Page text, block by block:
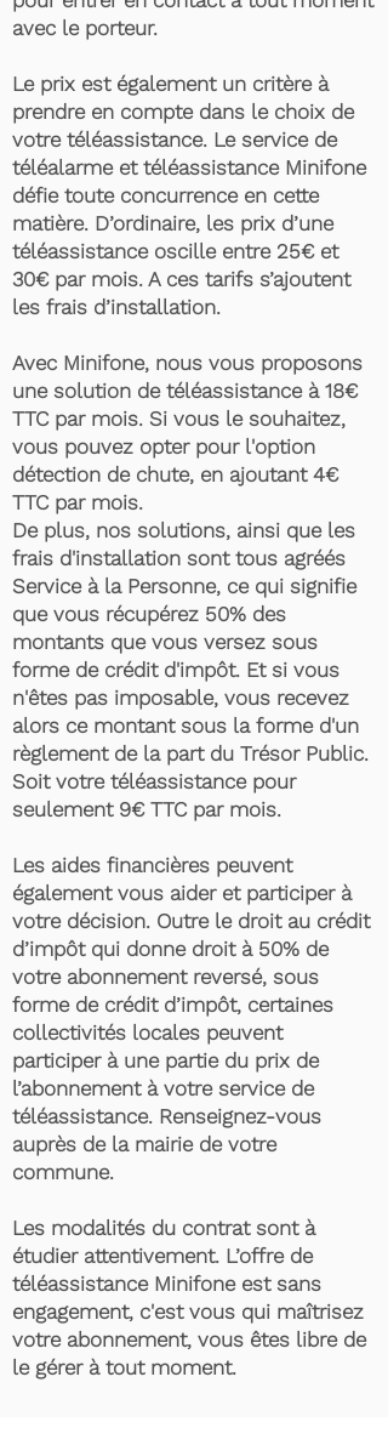
avec le porteur.
Le prix est également un critère à
prendre en compte dans le choix de
votre téléassistance. Le service de
téléalarme et téléassistance Minifone
défie toute concurrence en cette
matière. D’ordinaire, les prix d’une
téléassistance oscille entre 25€ et
30€ par mois. A ces tarifs s’ajoutent
les frais d’installation.
Avec Minifone, nous vous proposons
une solution de téléassistance à 18€
TTC par mois. Si vous le souhaitez,
vous pouvez opter pour l'option
détection de chute, en ajoutant 4€
TTC par mois.
De plus, nos solutions, ainsi que les
frais d'installation sont tous agréés
Service à la Personne, ce qui signifie
que vous récupérez 50% des
montants que vous versez sous
forme de crédit d'impôt. Et si vous
n'êtes pas imposable, vous recevez
alors ce montant sous la forme d'un
règlement de la part du Trésor Public.
Soit votre téléassistance pour
seulement 9€ TTC par mois.
Les aides financières peuvent
également vous aider et participer à
votre décision. Outre le droit au crédit
d’impôt qui donne droit à 50% de
votre abonnement reversé, sous
forme de crédit d’impôt, certaines
collectivités locales peuvent
participer à une partie du prix de
l’abonnement à votre service de
téléassistance. Renseignez-vous
auprès de la mairie de votre
commune.
Les modalités du contrat sont à
étudier attentivement. L’offre de
téléassistance Minifone est sans
engagement, c'est vous qui maîtrisez
votre abonnement, vous êtes libre de
le gérer à tout moment.